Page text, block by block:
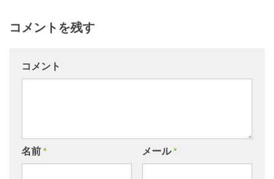
コメントを残す
コメント
名前 * メール*